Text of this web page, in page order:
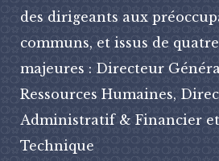
des dirigeants aux
communs, et issus de
majeures : Directeur
Ressources Humaines,
Administratif & Financier
Technique